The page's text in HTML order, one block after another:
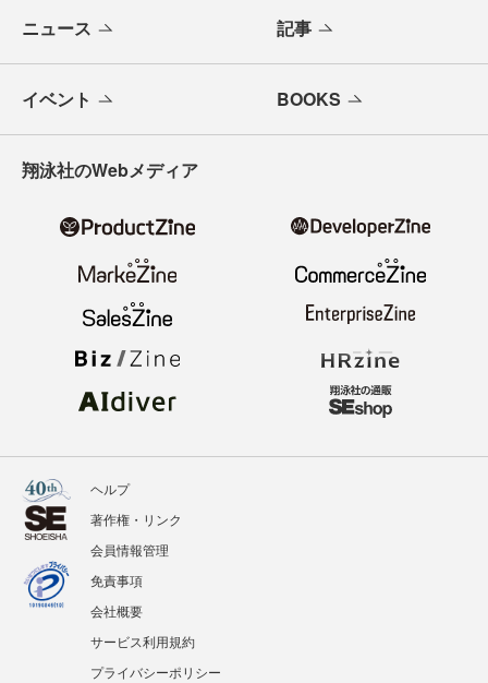
ニュース 記事
イベント BOOKS
翔泳社のWebメディア
ヘルプ
著作権・リンク
会員情報管理
免責事項
会社概要
サービス利用規約
プライバシーポリシー